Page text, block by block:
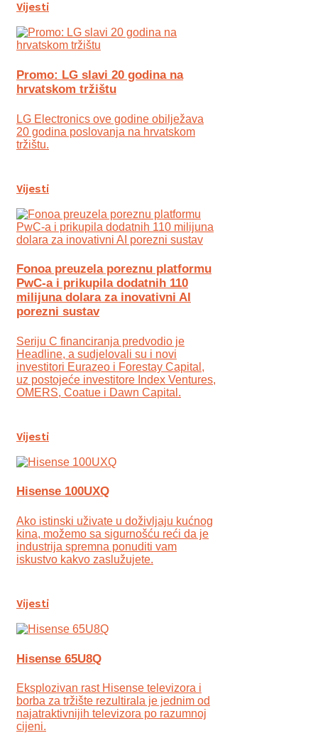
Vijesti
Promo: LG slavi 20 godina na
hrvatskom tržištu
LG Electronics ove godine obilježava
20 godina poslovanja na hrvatskom
tržištu.
Vijesti
Fonoa preuzela poreznu platformu
PwC-a i prikupila dodatnih 110
milijuna dolara za inovativni AI
porezni sustav
Seriju C financiranja predvodio je
Headline, a sudjelovali su i novi
investitori Eurazeo i Forestay Capital,
uz postojeće investitore Index Ventures,
OMERS, Coatue i Dawn Capital.
Vijesti
Hisense 100UXQ
Ako istinski uživate u doživljaju kućnog
kina, možemo sa sigurnošću reći da je
industrija spremna ponuditi vam
iskustvo kakvo zaslužujete.
Vijesti
Hisense 65U8Q
Eksplozivan rast Hisense televizora i
borba za tržište rezultirala je jednim od
najatraktivnijih televizora po razumnoj
cijeni.